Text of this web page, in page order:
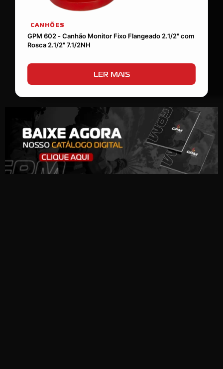
CANHÕES
GPM 602 - Canhão Monitor Fixo Flangeado 2.1/2" com
Rosca 2.1/2" 7.1/2NH
LER MAIS